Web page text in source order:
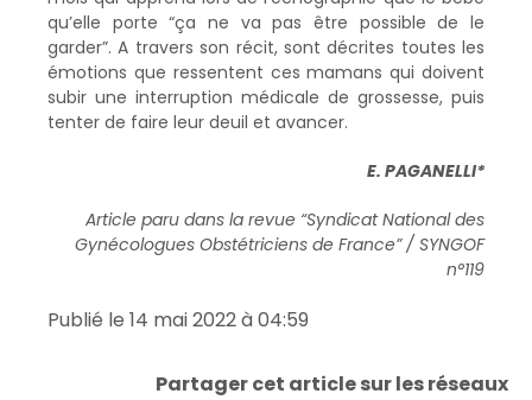
qu’elle porte “ça ne va pas être possible de le
garder”. A travers son récit, sont décrites toutes les
émotions que ressentent ces mamans qui doivent
subir une interruption médicale de grossesse, puis
tenter de faire leur deuil et avancer.
E. PAGANELLI*
Article paru dans la revue “Syndicat National des
Gynécologues Obstétriciens de France” / SYNGOF
n°119
Publié le 14 mai 2022 à 04:59
Partager cet article sur les réseaux